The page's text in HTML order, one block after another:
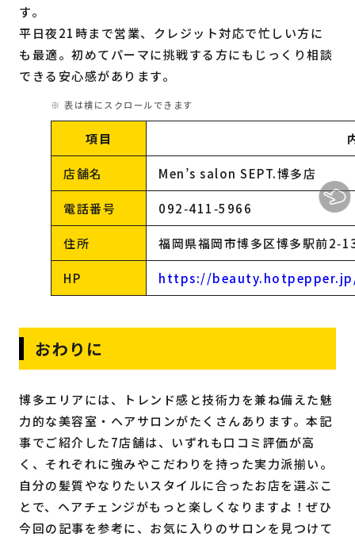
す。
平日夜21時まで営業、クレジット対応で忙しい方に
も最適。初めてパーマに挑戦する方にもじっくり相談
できる安心感があります。
項目
店舗名 Men’s salon SEPT.博多店
電話番号 092‑411‑5966
住所 福岡県福岡市博多区博多駅前
HP https://
おわりに
博多エリアには、トレンド感と技術力を兼ね備えた魅
力的な美容室・ヘアサロンがたくさんあります。本記
事でご紹介した7店舗は、いずれも口コミ評価が高
く、それぞれに強みやこだわりを持った実力派揃い。
自分の髪質やなりたいスタイルに合ったお店を選ぶこ
とで、ヘアチェンジがもっと楽しくなりますよ！ぜひ
今回の記事を参考に、お気に入りのサロンを見つけて